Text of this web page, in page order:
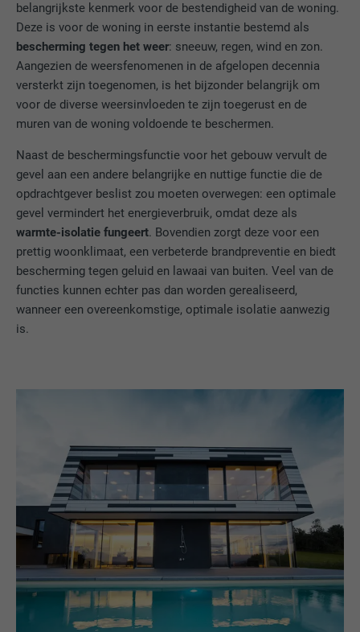
belangrijkste kenmerk voor de bestendigheid van de woning.
Deze is voor de woning in eerste instantie bestemd als
bescherming tegen het weer: sneeuw, regen, wind en zon.
Aangezien de weersfenomenen in de afgelopen decennia
versterkt zijn toegenomen, is het bijzonder belangrijk om
voor de diverse weersinvloeden te zijn toegerust en de
muren van de woning voldoende te beschermen.
Naast de beschermingsfunctie voor het gebouw vervult de
gevel aan een andere belangrijke en nuttige functie die de
opdrachtgever beslist zou moeten overwegen: een optimale
gevel vermindert het energieverbruik, omdat deze als
warmte-isolatie fungeert. Bovendien zorgt deze voor een
prettig woonklimaat, een verbeterde brandpreventie en biedt
bescherming tegen geluid en lawaai van buiten. Veel van de
functies kunnen echter pas dan worden gerealiseerd,
wanneer een overeenkomstige, optimale isolatie aanwezig
is.